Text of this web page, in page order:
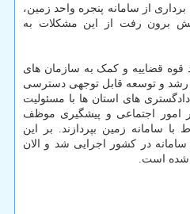
از سامانه پنجره واحد زمین،
برون رفت از این مشکلات به
قوه قضاییه و کمک به سازمان های
رشد و توسعه قابل توجهی دسترسی
دادگستری های استان ها با مسئولیت
امور اجتماعی و پیشگیری موظف
با سامانه زمین بپردازند. بر این
در کشور اجرایی شد و الان